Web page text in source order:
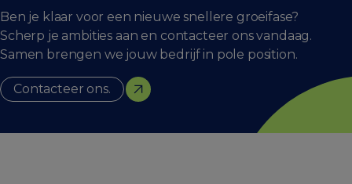
Ben je klaar voor een nieuwe snellere groeifase?
Scherp je ambities aan en contacteer ons vandaag.
Samen brengen we jouw bedrijf in pole position.
Contacteer ons.